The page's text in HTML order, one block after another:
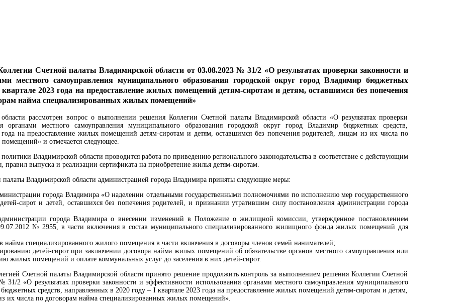
Счетной палаты Владимирской области от 03.08.2023 № 31/2 «О результатах проверки законности и
местного самоуправления муниципального образования городской округ город Владимир бюджетных
2023 года на предоставление жилых помещений детям-сиротам и детям, оставшимся без попечения
найма специализированных жилых помещений»
рассмотрен вопрос о выполнении решения Коллегии Счетной палаты Владимирской области «О результатах проверки
органами местного самоуправления муниципального образования городской округ город Владимир бюджетных средств,
на предоставление жилых помещений детям-сиротам и детям, оставшимся без попечения родителей, лицам из их числа по
и отмечается следующее.
Владимирской области проводится работа по приведению регионального законодательства в соответствие с действующим
правил выпуска и реализации сертификата на приобретение жилья детям-сиротам.
Владимирской области администрацией города Владимира приняты следующие меры:
города Владимира «О наделении отдельными государственными полномочиями по исполнению мер государственного
сирот и детей, оставшихся без попечения родителей, и признании утратившим силу постановления администрации города
администрации города Владимира о внесении изменений в Положение о жилищной комиссии, утвержденное постановлением
№ 2955, в части включения в состав муниципального специализированного жилищного фонда жилых помещений для
найма специализированного жилого помещения в части включения в договоры членов семей нанимателей;
детей-сирот при заключении договора найма жилых помещений об обязательстве органов местного самоуправления или
жилых помещений и оплате коммунальных услуг до заселения в них детей-сирот.
Счетной палаты Владимирской области принято решение продолжить контроль за выполнением решения Коллегии Счетной
2 «О результатах проверки законности и эффективности использования органами местного самоуправления муниципального
средств, направленных в 2020 году – I квартале 2023 года на предоставление жилых помещений детям-сиротам и детям,
их числа по договорам найма специализированных жилых помещений».